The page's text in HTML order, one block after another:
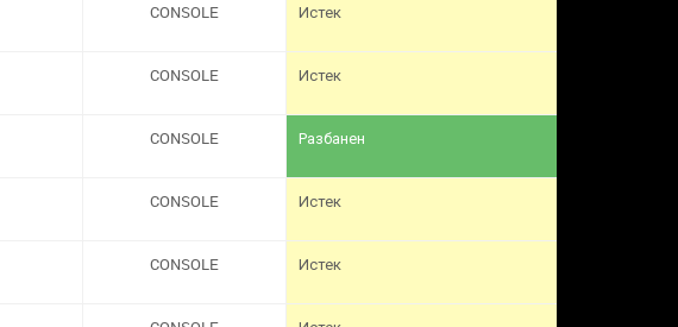
CONSOLE Истек
CONSOLE Истек
CONSOLE Разбанен
CONSOLE Истек
CONSOLE Истек